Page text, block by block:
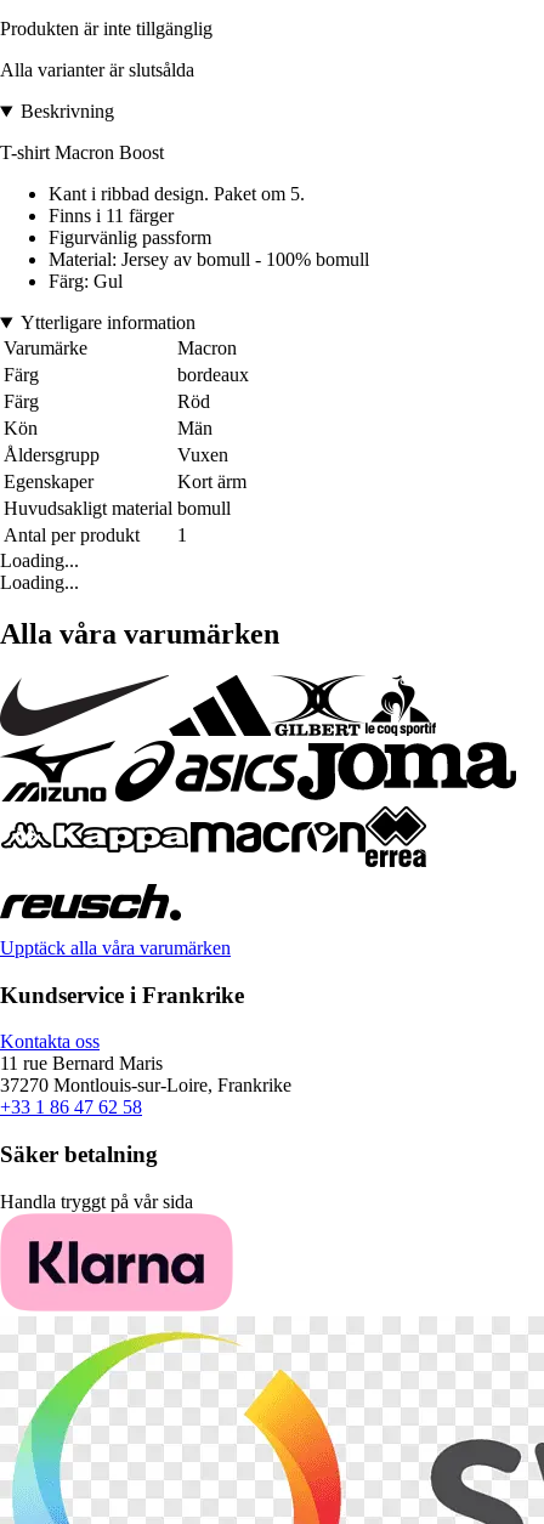
Produkten är inte tillgänglig
Alla varianter är slutsålda
Beskrivning
T-shirt Macron Boost
Kant i ribbad design. Paket om 5.
Finns i 11 färger
Figurvänlig passform
Material: Jersey av bomull - 100% bomull
Färg: Gul
Ytterligare information
Varumärke
Macron
Färg
bordeaux
Färg
Röd
Kön
Män
Åldersgrupp
Vuxen
Egenskaper
Kort ärm
Huvudsakligt material bomull
Antal per produkt
1
Loading...
Loading...
Alla våra varumärken
Upptäck alla våra varumärken
Kundservice i Frankrike
Kontakta oss
11 rue Bernard Maris
37270 Montlouis-sur-Loire, Frankrike
+33 1 86 47 62 58
Säker betalning
Handla tryggt på vår sida